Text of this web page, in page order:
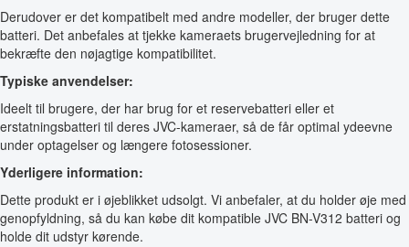
Derudover er det kompatibelt med andre modeller, der bruger dette
batteri. Det anbefales at tjekke kameraets brugervejledning for at
bekræfte den nøjagtige kompatibilitet.
Typiske anvendelser:
Ideelt til brugere, der har brug for et reservebatteri eller et
erstatningsbatteri til deres JVC-kameraer, så de får optimal ydeevne
under optagelser og længere fotosessioner.
Yderligere information:
Dette produkt er i øjeblikket udsolgt. Vi anbefaler, at du holder øje med
genopfyldning, så du kan købe dit kompatible JVC BN-V312 batteri og
holde dit udstyr kørende.